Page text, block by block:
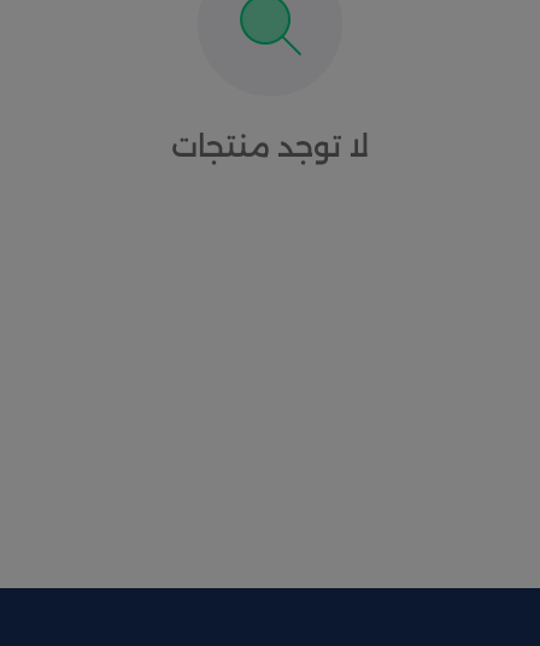
لا توجد منتجات